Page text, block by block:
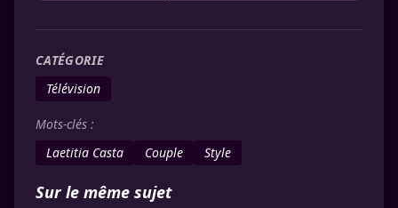
CATÉGORIE
Télévision
Mots-clés :
Laetitia Casta
Couple Style
Sur le même sujet